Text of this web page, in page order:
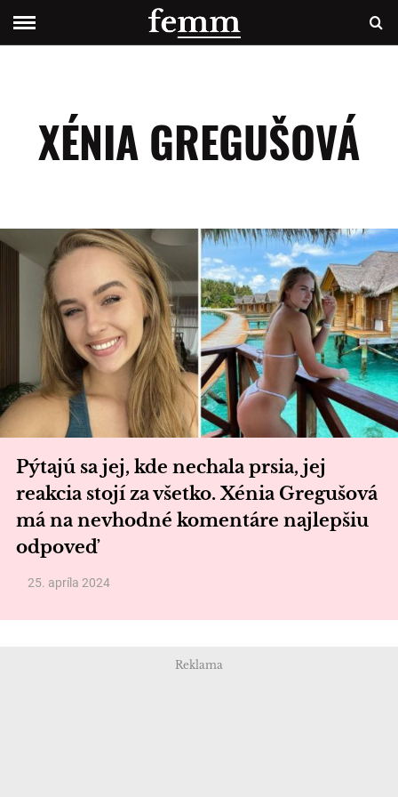
XÉNIA GREGUŠOVÁ
Pýtajú sa jej, kde nechala prsia, jej
reakcia stojí za všetko. Xénia Gregušová
má na nevhodné komentáre najlepšiu
odpoveď
25. apríla 2024
Reklama